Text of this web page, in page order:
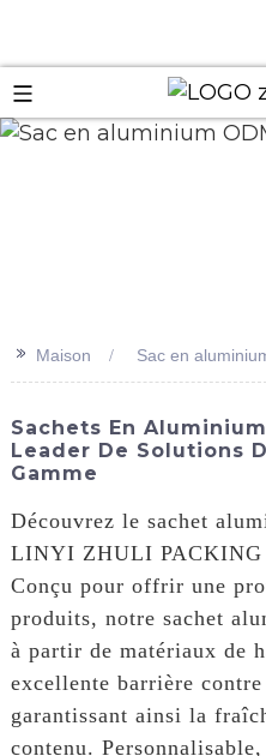
>> Maison Sac en
Sachets En
Leader De Solutions
Gamme
Découvrez le sachet
LINYI ZHULI
Conçu pour offrir une
produits, notre sachet
à partir de matériaux de
excellente barrière
garantissant ainsi la
contenu.